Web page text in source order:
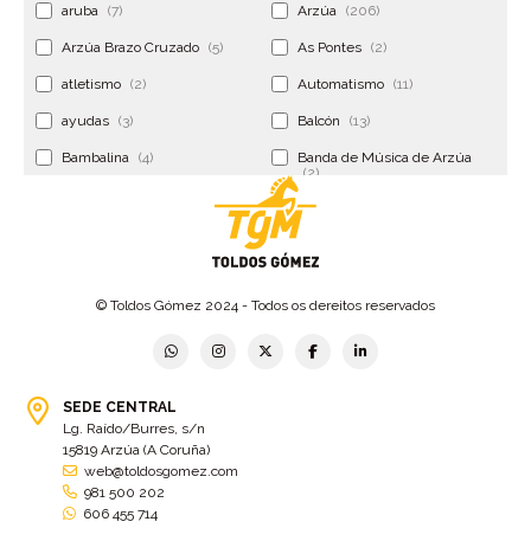
aruba (7) Arzúa (206)
Arzúa Brazo Cruzado (5) As Pontes (2)
atletismo (2) Automatismo (11)
ayudas (3) Balcón (13)
Bambalina (4)
Banda de Música de Arzúa
(2)
Banderolas
Betanzos
bolsa cac (3)
bolsa ct (3)
Bolsas de elevación
© Toldos Gómez 2024 - Todos os dereitos reservados
SEDE CENTRAL
Lg. Raído/Burres, s/n
15819 Arzúa (A Coruña)
web@toldosgomez.com
981 500 202
606 455 714